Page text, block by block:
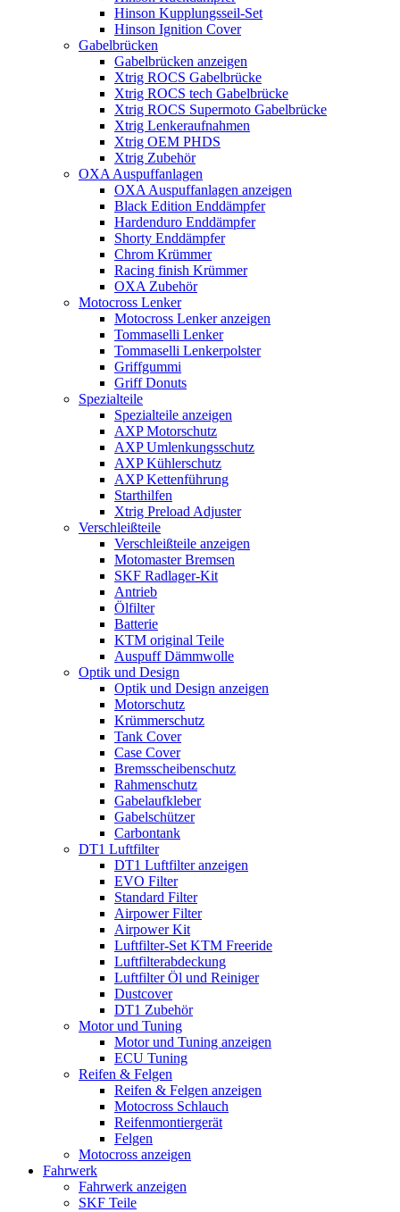
Hinson Kupplungsseil-Set
Hinson Ignition Cover
Gabelbrücken
Gabelbrücken anzeigen
Xtrig ROCS Gabelbrücke
Xtrig ROCS tech Gabelbrücke
Xtrig ROCS Supermoto Gabelbrücke
Xtrig Lenkeraufnahmen
Xtrig OEM PHDS
Xtrig Zubehör
OXA Auspuffanlagen
OXA Auspuffanlagen anzeigen
Black Edition Enddämpfer
Hardenduro Enddämpfer
Shorty Enddämpfer
Chrom Krümmer
Racing finish Krümmer
OXA Zubehör
Motocross Lenker
Motocross Lenker anzeigen
Tommaselli Lenker
Tommaselli Lenkerpolster
Griffgummi
Griff Donuts
Spezialteile
Spezialteile anzeigen
AXP Motorschutz
AXP Umlenkungsschutz
AXP Kühlerschutz
AXP Kettenführung
Starthilfen
Xtrig Preload Adjuster
Verschleißteile
Verschleißteile anzeigen
Motomaster Bremsen
SKF Radlager-Kit
Antrieb
Ölfilter
Batterie
KTM original Teile
Auspuff Dämmwolle
Optik und Design
Optik und Design anzeigen
Motorschutz
Krümmerschutz
Tank Cover
Case Cover
Bremsscheibenschutz
Rahmenschutz
Gabelaufkleber
Gabelschützer
Carbontank
DT1 Luftfilter
DT1 Luftfilter anzeigen
EVO Filter
Standard Filter
Airpower Filter
Airpower Kit
Luftfilter-Set KTM Freeride
Luftfilterabdeckung
Luftfilter Öl und Reiniger
Dustcover
DT1 Zubehör
Motor und Tuning
Motor und Tuning anzeigen
ECU Tuning
Reifen & Felgen
Reifen & Felgen anzeigen
Motocross Schlauch
Reifenmontiergerät
Felgen
Motocross anzeigen
Fahrwerk
Fahrwerk anzeigen
SKF Teile